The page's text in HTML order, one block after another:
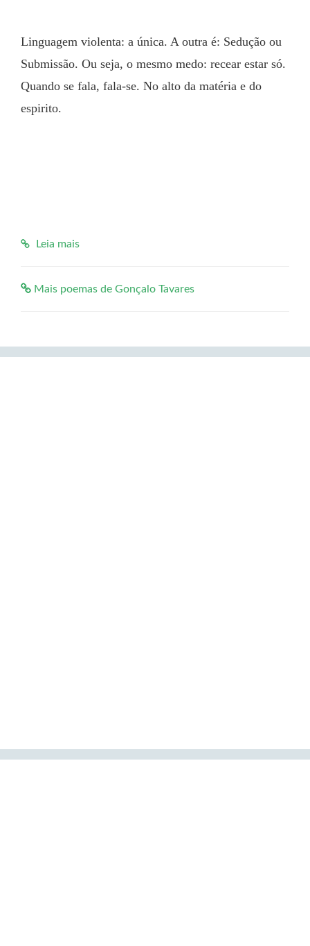
Linguagem violenta: a única. A outra é: Sedução ou
Submissão. Ou seja, o mesmo medo: recear estar só.
Quando se fala, fala-se. No alto da matéria e do
espirito.
Leia mais
Mais poemas de Gonçalo Tavares